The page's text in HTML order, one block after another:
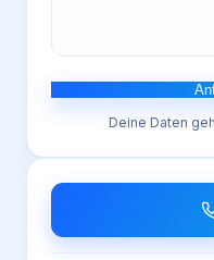
Deine Daten